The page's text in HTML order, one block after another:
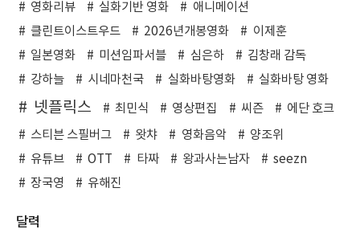
영화리뷰 실화기반 영화
애니메이션
클린트이스트우드
2026년개봉영화
이제훈
일본영화
미션임파서블 심은하
김창래 감독
강하늘
시네마천국 실화바탕영화 실화바탕 영화
넷플릭스 최민식 영상편집 씨즌
에단 호크
스티븐 스필버그
왓챠 영화음악
양조위
유튜브
OTT 타짜 왕과사는남자
seezn
장국영
유해진
달력